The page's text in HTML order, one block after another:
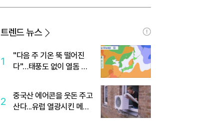
트
트
트렌드 뉴스
1
"다음 주 기온 뚝 떨어진
다"…태풍도 없이 열돔 박
2
중국산 에어콘을 웃돈 주고
산다...유럽 열광시킨 메이